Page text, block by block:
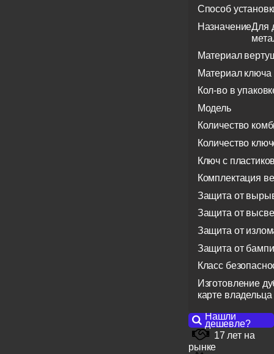
Способ
НазначениеДля
Материал
Материал ключа
Кол-во в
Модель
Количество
Количество
Ключ с
Комплектация
Защита от
Защита от
Защита от
Защита от
Класс
Изготовление
карте владельца
Нашли
дешевле?
17 лет на
рынке